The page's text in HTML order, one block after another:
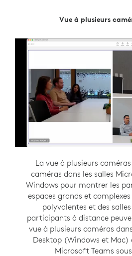
Vue à plusieurs
La vue à plusieurs
caméras dans les salles
Windows pour montrer les
espaces grands et
polyvalentes et des
participants à distance
vue à plusieurs caméras
Desktop (Windows et Mac)
Microsoft Teams
Réalisateur
Intelligent Director est
communication flexible
environnement de réunion
fonctionnalité Zoom Rooms
aux personnes présentes
espace dans une vue en
la même opportunité d’être
que tout le monde lors